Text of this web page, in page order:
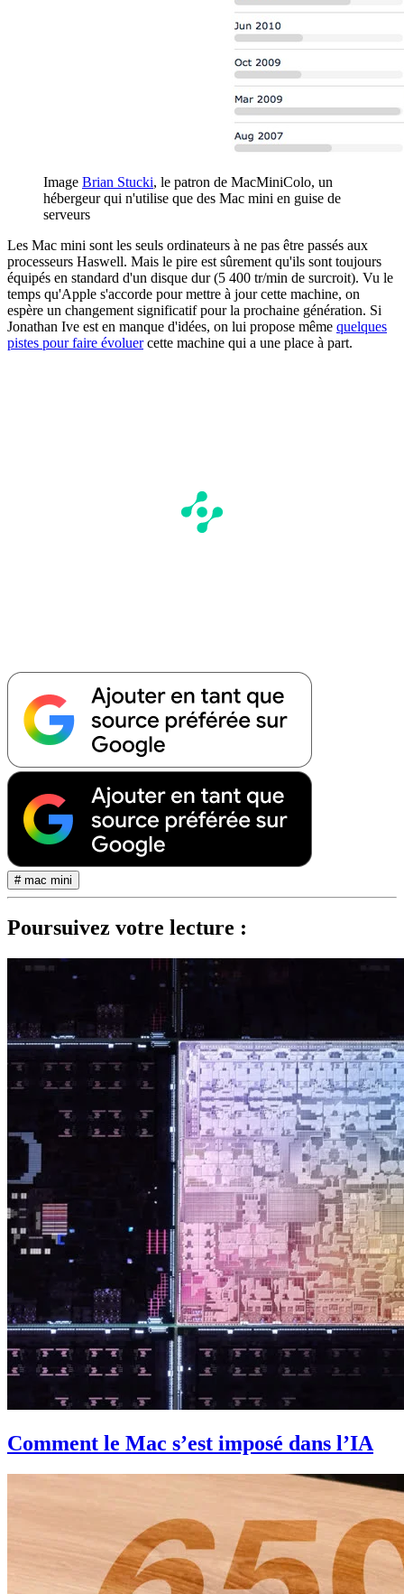
Image Brian Stucki, le patron de MacMiniColo, un
hébergeur qui n'utilise que des Mac mini en guise de
serveurs
Les Mac mini sont les seuls ordinateurs à ne pas être passés aux
processeurs Haswell. Mais le pire est sûrement qu'ils sont toujours
équipés en standard d'un disque dur (5 400 tr/min de surcroit). Vu le
temps qu'Apple s'accorde pour mettre à jour cette machine, on
espère un changement significatif pour la prochaine génération. Si
Jonathan Ive est en manque d'idées, on lui propose même quelques
pistes pour faire évoluercette machine qui a une place à part.
# mac mini
Poursuivez votre lecture :
Comment le Mac s’est imposé dans l’IA